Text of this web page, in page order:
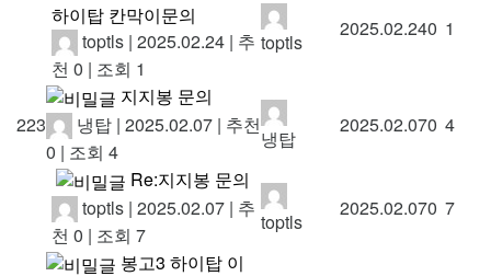
하이탑 칸막이문의
toptls | 2025.02.24 | 추
천 0 | 조회 1
toptls
2025.02.240 1
223
지지봉 문의
냉탑 | 2025.02.07 | 추천
0 | 조회 4
냉탑
2025.02.070 4
Re:지지봉 문의
toptls | 2025.02.07 | 추
천 0 | 조회 7
toptls
2025.02.070 7
봉고3 하이탑 이